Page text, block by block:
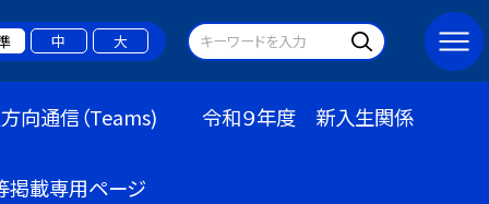
中 大
向通信（Teams) 令和９年度 新入生関係
掲載専用ページ